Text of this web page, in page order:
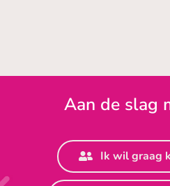
Aan de slag
Ik wil graag